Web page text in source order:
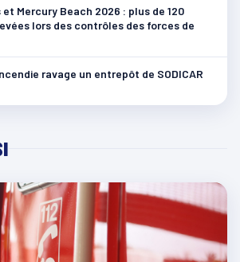
et Mercury Beach 2026 : plus de 120
lors des contrôles des forces de
ravage un entrepôt de SODICAR